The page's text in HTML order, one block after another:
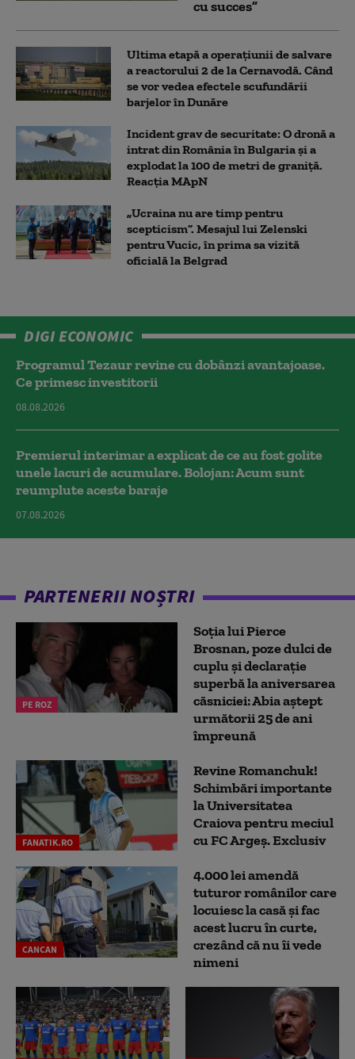
cu succes”
Ultima etapă a operațiunii de salvare
a reactorului 2 de la Cernavodă. Când
se vor vedea efectele scufundării
barjelor în Dunăre
Incident grav de securitate: O dronă a
intrat din România în Bulgaria şi a
explodat la 100 de metri de graniţă.
Reacția MApN
„Ucraina nu are timp pentru
scepticism”. Mesajul lui Zelenski
pentru Vucic, în prima sa vizită
oficială la Belgrad
DIGI ECONOMIC
Programul Tezaur revine cu dobânzi avantajoase.
Ce primesc investitorii
08.08.2026
Premierul interimar a explicat de ce au fost golite
unele lacuri de acumulare. Bolojan: Acum sunt
reumplute aceste baraje
07.08.2026
PARTENERII NOȘTRI
PE ROZ
Soția lui Pierce
Brosnan, poze dulci de
cuplu și declarație
superbă la aniversarea
căsniciei: Abia aștept
următorii 25 de ani
împreună
FANATIK.RO
Revine Romanchuk!
Schimbări importante
la Universitatea
Craiova pentru meciul
cu FC Argeş. Exclusiv
CANCAN
4.000 lei amendă
tuturor românilor care
locuiesc la casă și fac
acest lucru în curte,
crezând că nu îi vede
nimeni